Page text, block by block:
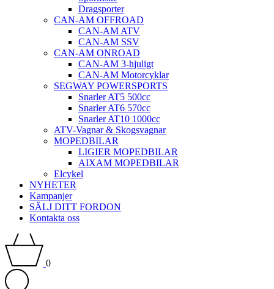
Dragsporter
CAN-AM OFFROAD
CAN-AM ATV
CAN-AM SSV
CAN-AM ONROAD
CAN-AM 3-hjuligt
CAN-AM Motorcyklar
SEGWAY POWERSPORTS
Snarler AT5 500cc
Snarler AT6 570cc
Snarler AT10 1000cc
ATV-Vagnar & Skogsvagnar
MOPEDBILAR
LIGIER MOPEDBILAR
AIXAM MOPEDBILAR
Elcykel
NYHETER
Kampanjer
SÄLJ DITT FORDON
Kontakta oss
0